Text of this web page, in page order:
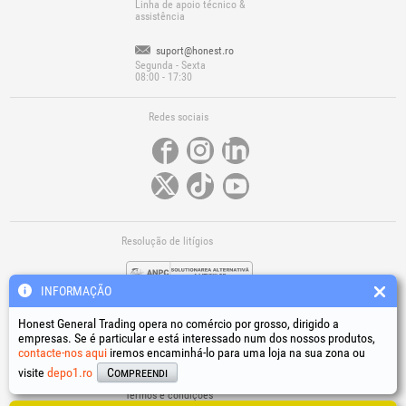
Linha de apoio técnico &
assistência
suport@honest.ro
Segunda - Sexta
08:00 - 17:30
Redes sociais
Resolução de litígios
Ligações úteis
Termos e condições
INFORMAÇÃO
Honest General Trading opera no comércio por grosso, dirigido a
empresas. Se é particular e está interessado num dos nossos produtos,
contacte-nos aqui iremos encaminhá-lo para uma loja na sua zona ou
visite depo1.ro Compreendi